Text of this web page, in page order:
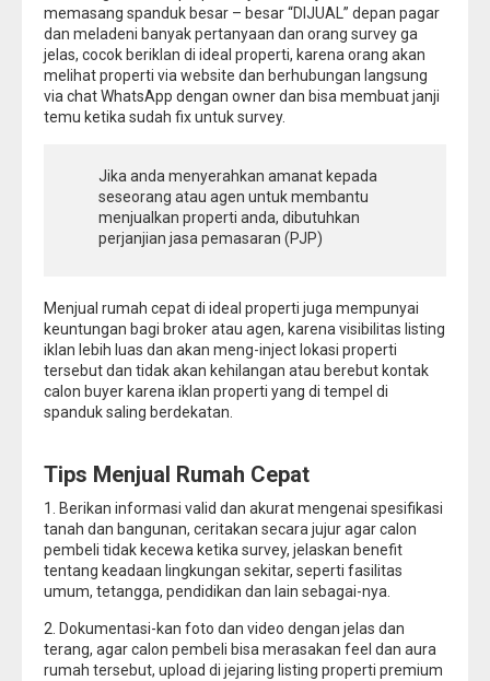
memasang spanduk besar – besar “DIJUAL” depan pagar
dan meladeni banyak pertanyaan dan orang survey ga
jelas, cocok beriklan di ideal properti, karena orang akan
melihat properti via website dan berhubungan langsung
via chat WhatsApp dengan owner dan bisa membuat janji
temu ketika sudah fix untuk survey.
Jika anda menyerahkan amanat kepada
seseorang atau agen untuk membantu
menjualkan properti anda, dibutuhkan
perjanjian jasa pemasaran (PJP)
Menjual rumah cepat di ideal properti juga mempunyai
keuntungan bagi broker atau agen, karena visibilitas listing
iklan lebih luas dan akan meng-inject lokasi properti
tersebut dan tidak akan kehilangan atau berebut kontak
calon buyer karena iklan properti yang di tempel di
spanduk saling berdekatan.
Tips Menjual Rumah Cepat
1. Berikan informasi valid dan akurat mengenai spesifikasi
tanah dan bangunan, ceritakan secara jujur agar calon
pembeli tidak kecewa ketika survey, jelaskan benefit
tentang keadaan lingkungan sekitar, seperti fasilitas
umum, tetangga, pendidikan dan lain sebagai-nya.
2. Dokumentasi-kan foto dan video dengan jelas dan
terang, agar calon pembeli bisa merasakan feel dan aura
rumah tersebut, upload di jejaring listing properti premium